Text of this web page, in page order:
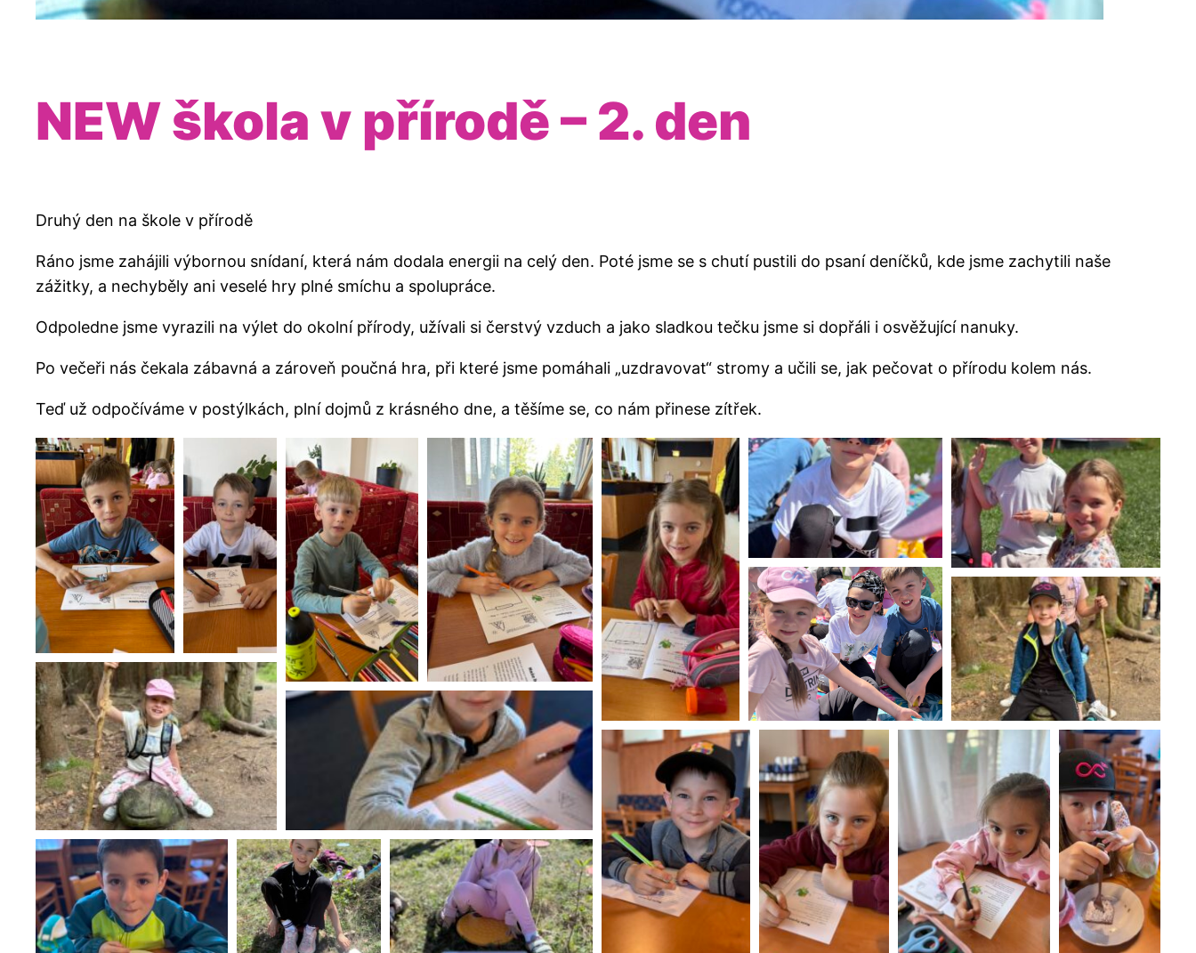
NEW škola v přírodě – 2. den
Druhý den na škole v přírodě
Ráno jsme zahájili výbornou snídaní, která nám dodala energii na celý den. Poté jsme se s chutí pustili do psaní deníčků, kde jsme zachytili naše
zážitky, a nechyběly ani veselé hry plné smíchu a spolupráce.
Odpoledne jsme vyrazili na výlet do okolní přírody, užívali si čerstvý vzduch a jako sladkou tečku jsme si dopřáli i osvěžující nanuky.
Po večeři nás čekala zábavná a zároveň poučná hra, při které jsme pomáhali „uzdravovat“ stromy a učili se, jak pečovat o přírodu kolem nás.
Teď už odpočíváme v postýlkách, plní dojmů z krásného dne, a těšíme se, co nám přinese zítřek.